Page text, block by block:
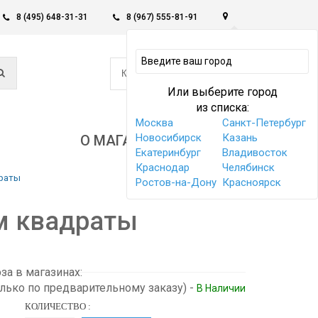
8 (495) 648-31-31 8 (967) 555-81-91
Или выберите город
из списка:
Москва
Санкт-Петербург
Новосибирск
Казань
Екатеринбург
Владивосток
Краснодар
Челябинск
Ростов-на-Дону Красноярск
КОРЗИНА -
0
О МАГАЗИНЕ
квадраты
в магазинах:
по предварительному заказу) - В Наличии
КОЛИЧЕСТВО :